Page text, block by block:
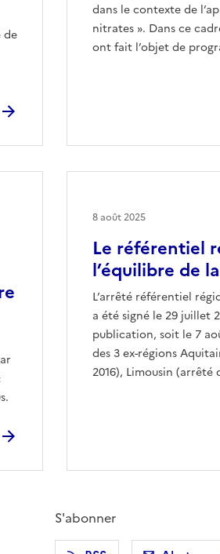
de
dans le contexte de
nitrates ». Dans ce
ont fait l’objet de
Le référentiel
l’équilibre de
L’arrêté référentiel
a été signé le 29 juillet
publication, soit le 7
des 3 ex-régions
2016), Limousin (arrêté
8 août 2025
S'abonner